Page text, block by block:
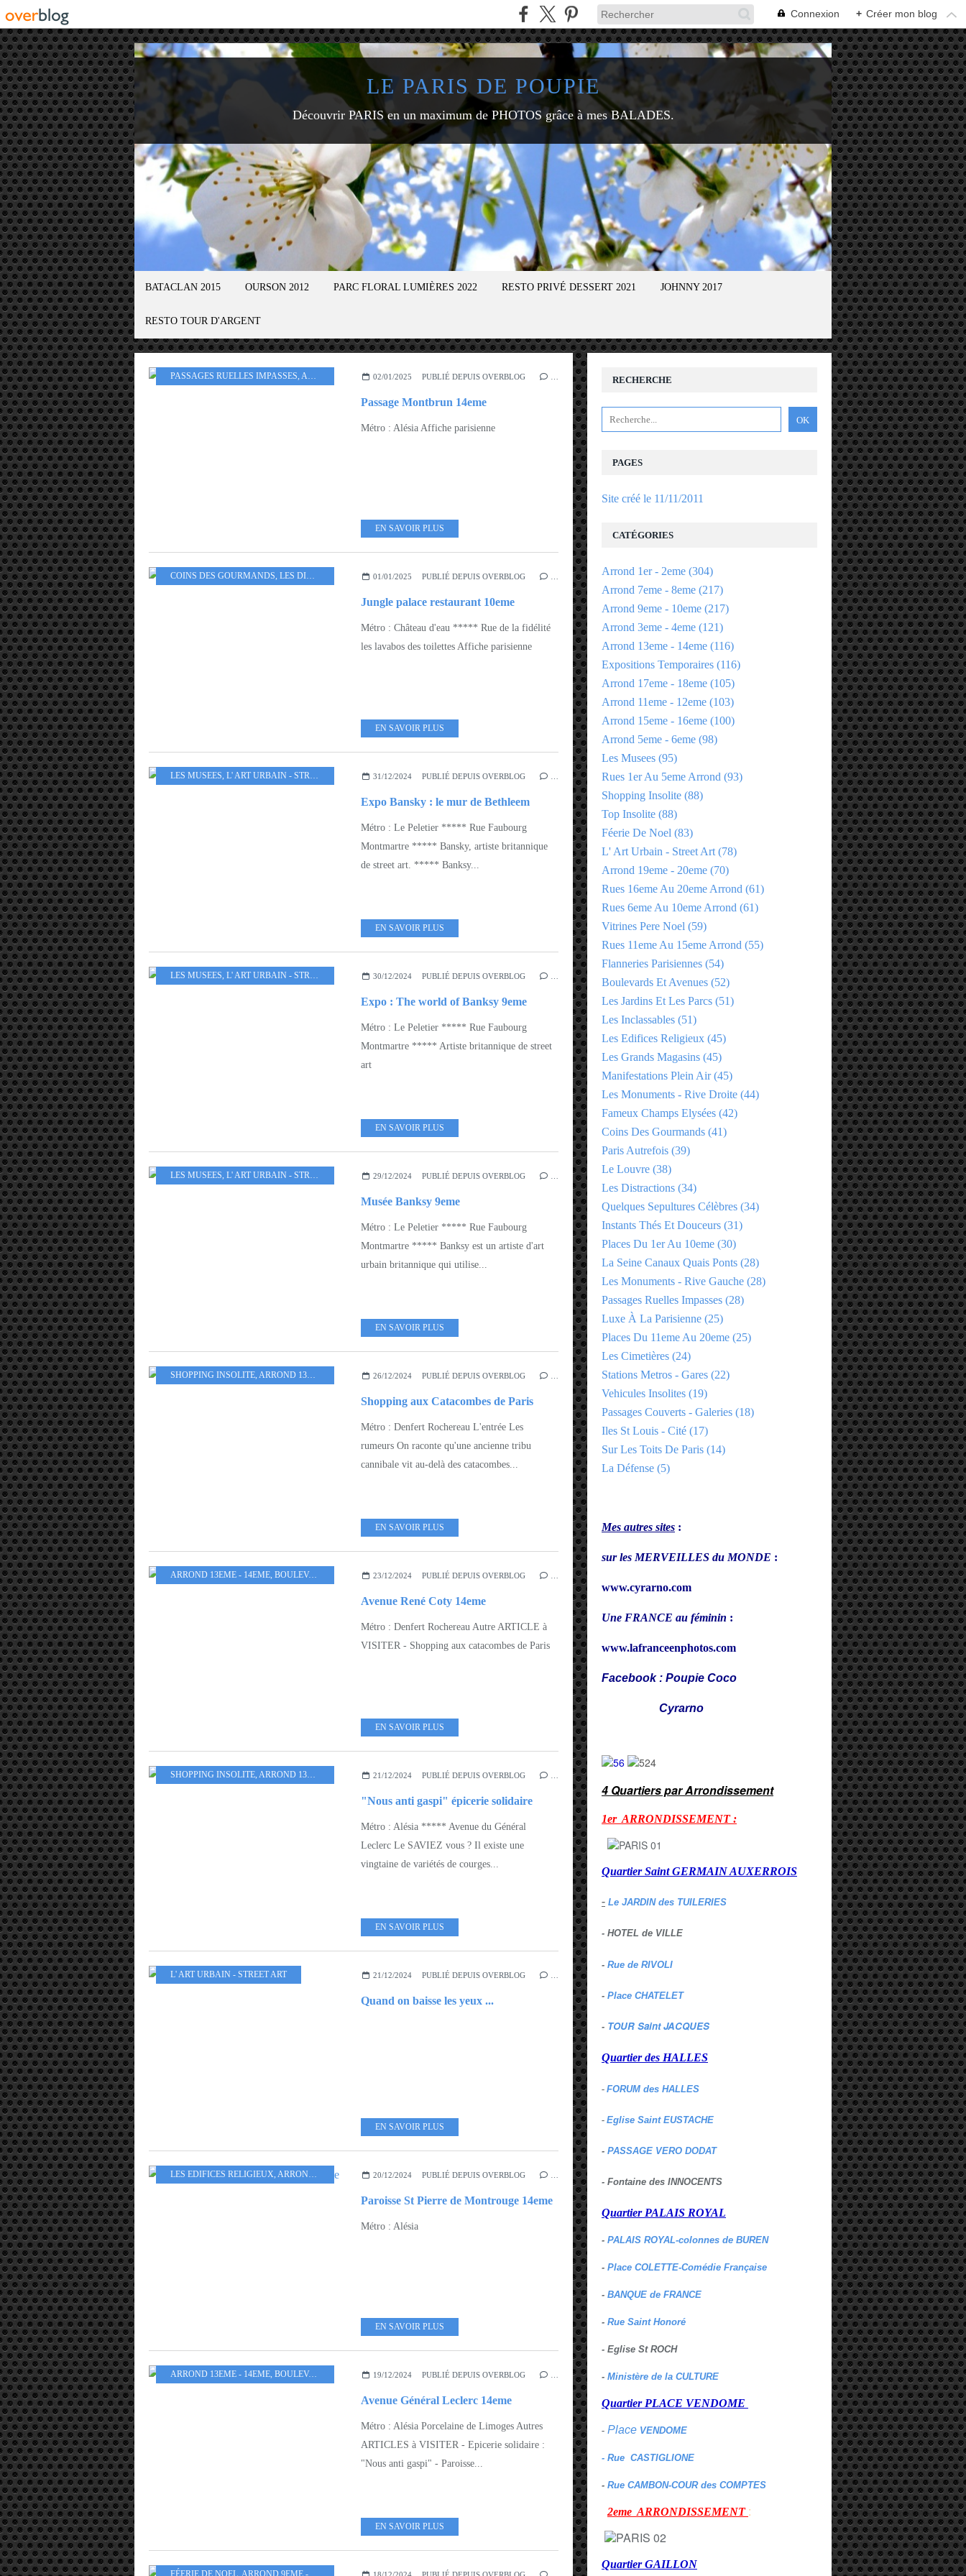
Connexion + Créer mon blog
LE PARIS DE POUPIE
Découvrir PARIS en un maximum de PHOTOS grâce à mes BALADES.
BATACLAN 2015 OURSON 2012 PARC FLORAL LUMIÈRES 2022 RESTO PRIVÉ DESSERT 2021 JOHNNY 2017
RESTO TOUR D'ARGENT
PASSAGES RUELLES IMPASSES ARROND 13EME - 14EME 02/01/2025 PUBLIÉ DEPUIS OVERBLOG
Passage Montbrun 14eme
Métro : Alésia Affiche parisienne
EN SAVOIR PLUS
COINS DES GOURMANDS LES DISTRACTIONS ,ARROND 9EME - 10EME
01/01/2025 PUBLIÉ DEPUIS OVERBLOG
Jungle palace restaurant 10eme
Métro : Château d'eau ***** Rue de la fidélité
les lavabos des toilettes Affiche parisienne
EN SAVOIR PLUS
LES MUSEES L' ART URBAIN - STREET ART ARROND 9EME - 10EME
31/12/2024 PUBLIÉ DEPUIS OVERBLOG
Expo Bansky : le mur de Bethleem
Métro : Le Peletier ***** Rue Faubourg
Montmartre ***** Bansky, artiste britannique
de street art. ***** Banksy...
EN SAVOIR PLUS
LES MUSEES L' ART URBAIN - STREET ART ARROND 9EME - 10EME
30/12/2024 PUBLIÉ DEPUIS OVERBLOG
Expo : The world of Banksy 9eme
Métro : Le Peletier ***** Rue Faubourg
Montmartre ***** Artiste britannique de street
art
EN SAVOIR PLUS
LES MUSEES L' ART URBAIN - STREET ART ARROND 9EME - 10EME
29/12/2024 PUBLIÉ DEPUIS OVERBLOG
Musée Banksy 9eme
Métro : Le Peletier ***** Rue Faubourg
Montmartre ***** Banksy est un artiste d'art
urbain britannique qui utilise...
EN SAVOIR PLUS
SHOPPING INSOLITE ARROND 13EME - 14EME 26/12/2024 PUBLIÉ DEPUIS OVERBLOG
Shopping aux Catacombes de Paris
Métro : Denfert Rochereau L'entrée Les
rumeurs On raconte qu'une ancienne tribu
cannibale vit au-delà des catacombes...
EN SAVOIR PLUS
ARROND 13EME - 14EME BOULEVARDS ET AVENUES 23/12/2024 PUBLIÉ DEPUIS OVERBLOG
Avenue René Coty 14eme
Métro : Denfert Rochereau Autre ARTICLE à
VISITER - Shopping aux catacombes de Paris
EN SAVOIR PLUS
SHOPPING INSOLITE ARROND 13EME - 14EME 21/12/2024 PUBLIÉ DEPUIS OVERBLOG
"Nous anti gaspi" épicerie solidaire
Métro : Alésia ***** Avenue du Général
Leclerc Le SAVIEZ vous ? Il existe une
vingtaine de variétés de courges...
EN SAVOIR PLUS
L' ART URBAIN - STREET ART 21/12/2024 PUBLIÉ DEPUIS OVERBLOG
Quand on baisse les yeux ...
EN SAVOIR PLUS
LES EDIFICES RELIGIEUX ARROND 13EME - 14EME 20/12/2024 PUBLIÉ DEPUIS OVERBLOG
Paroisse St Pierre de Montrouge 14eme
Métro : Alésia
EN SAVOIR PLUS
ARROND 13EME - 14EME BOULEVARDS ET AVENUES 19/12/2024 PUBLIÉ DEPUIS OVERBLOG
Avenue Général Leclerc 14eme
Métro : Alésia Porcelaine de Limoges Autres
ARTICLES à VISITER - Epicerie solidaire :
"Nous anti gaspi" - Paroisse...
EN SAVOIR PLUS
FÉERIE DE NOEL ARROND 9EME - 10EME
RECHERCHE
PAGES
Site créé le 11/11/2011
CATÉGORIES
Arrond 1er - 2eme (304)
Arrond 7eme - 8eme (217)
Arrond 9eme - 10eme (217)
Arrond 3eme - 4eme (121)
Arrond 13eme - 14eme (116)
Expositions Temporaires (116)
Arrond 17eme - 18eme (105)
Arrond 11eme - 12eme (103)
Arrond 15eme - 16eme (100)
Arrond 5eme - 6eme (98)
Les Musees (95)
Rues 1er Au 5eme Arrond (93)
Shopping Insolite (88)
Top Insolite (88)
Féerie De Noel (83)
L' Art Urbain - Street Art (78)
Arrond 19eme - 20eme (70)
Rues 16eme Au 20eme Arrond (61)
Rues 6eme Au 10eme Arrond (61)
Vitrines Pere Noel (59)
Rues 11eme Au 15eme Arrond (55)
Flanneries Parisiennes (54)
Boulevards Et Avenues (52)
Les Jardins Et Les Parcs (51)
Les Inclassables (51)
Les Edifices Religieux (45)
Les Grands Magasins (45)
Manifestations Plein Air(45)
Les Monuments - Rive Droite (44)
Fameux Champs Elysées (42)
Coins Des Gourmands (41)
Paris Autrefois (39)
Le Louvre (38)
Les Distractions (34)
Quelques Sepultures Célèbres (34)
Instants Thés Et Douceurs (31)
Places Du 1er Au 10eme (30)
La Seine Canaux Quais Ponts (28)
Les Monuments - Rive Gauche (28)
Passages Ruelles Impasses (28)
Luxe À La Parisienne (25)
Places Du 11eme Au 20eme (25)
Les Cimetières (24)
Stations Metros - Gares (22)
Vehicules Insolites (19)
Passages Couverts - Galeries (18)
Iles St Louis - Cité (17)
Sur Les Toits De Paris (14)
La Défense (5)
Mes autres sites :
sur les MERVEILLES du MONDE :
www.cyrarno.com
Une FRANCE au féminin :
www.lafranceenphotos.com
Facebook : Poupie Coco
Cyrarno
4 Quartiers par Arrondissement
1er ARRONDISSEMENT :
Quartier Saint GERMAIN AUXERROIS
- Le JARDIN des TUILERIES
- HOTEL de VILLE
- Rue de RIVOLI
- Place CHATELET
- TOUR Saint JACQUES
Quartier des HALLES
- FORUM des HALLES
- Eglise Saint EUSTACHE
- PASSAGE VERO DODAT
- Fontaine des INNOCENTS
Quartier PALAIS ROYAL
- PALAIS ROYAL-colonnes de BUREN
- Place COLETTE-Comédie Française
- BANQUE de FRANCE
- Rue Saint Honoré
- Eglise St ROCH
- Ministère de la CULTURE
Quartier PLACE VENDOME
- Place VENDOME
- Rue CASTIGLIONE
- Rue CAMBON-COUR des COMPTES
2eme ARRONDISSEMENT :
Quartier GAILLON